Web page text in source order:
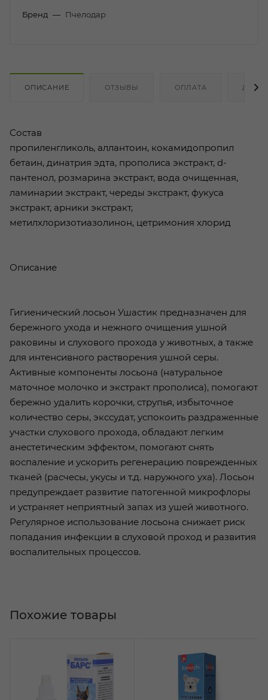
Бренд — Пчелодар
ОПИСАНИЕ ОТЗЫВЫ ОПЛАТА
Состав
пропиленгликоль, аллантоин, кокамидопропил
бетаин, динатрия эдта, прополиса экстракт, d-
пантенол, розмарина экстракт, вода очищенная,
ламинарии экстракт, череды экстракт, фукуса
экстракт, арники экстракт,
метилхлоризотиазолинон, цетримония хлорид
Описание
Гигиенический лосьон Ушастик предназначен для
бережного ухода и нежного очищения ушной
раковины и слухового прохода у животных, а также
для интенсивного растворения ушной серы.
Активные компоненты лосьона (натуральное
маточное молочко и экстракт прополиса), помогают
бережно удалить корочки, струпья, избыточное
количество серы, экссудат, успокоить раздраженные
участки слухового прохода, обладают легким
анестетическим эффектом, помогают снять
воспаление и ускорить регенерацию поврежденных
тканей (расчесы, укусы и т.д. наружного уха). Лосьон
предупреждает развитие патогенной микрофлоры
и устраняет неприятный запах из ушей животного.
Регулярное использование лосьона снижает риск
попадания инфекции в слуховой проход и развития
воспалительных процессов.
Похожие товары